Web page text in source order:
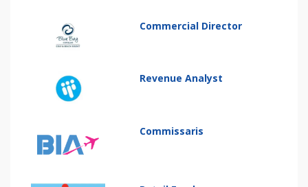
Commercial Director
Revenue Analyst
Commissaris